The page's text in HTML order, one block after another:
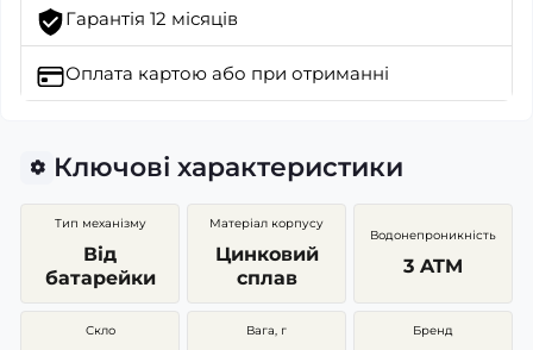
Гарантія 12 місяців
Оплата картою або при отриманні
Ключові характеристики
Тип механізму
Від
батарейки
Матеріал корпусу
Цинковий
сплав
Водонепроникність
3 ATM
Скло Вага, г Бренд